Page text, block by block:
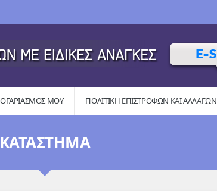
ΜΟΥ ΠΟΛΙΤΙΚΉ ΕΠΙΣΤΡΟΦΏΝ ΚΑΙ AΛΛΑΓΏΝ
ΚΑΤΆΣΤΗΜΑ